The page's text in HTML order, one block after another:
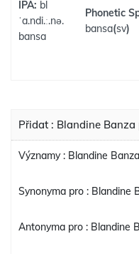
IPA: bl
ˈa.ndi.ː.nə.
bansa
Phonetic
bansa(sv)
Přidat : Blandine
Významy : Blandine Banza
Synonyma pro : Blandine
Antonyma pro : Blandine